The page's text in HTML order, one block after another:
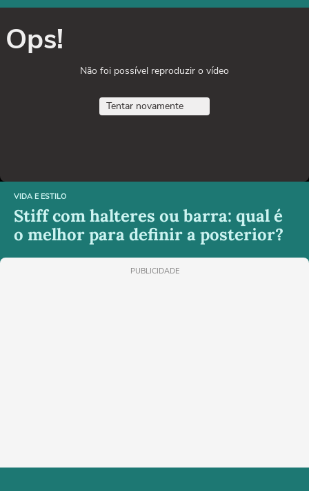
Ops!
Não foi possível reproduzir o vídeo
Tentar novamente
VIDA E ESTILO
Stiff com halteres ou barra: qual é
o melhor para definir a posterior?
PUBLICIDADE